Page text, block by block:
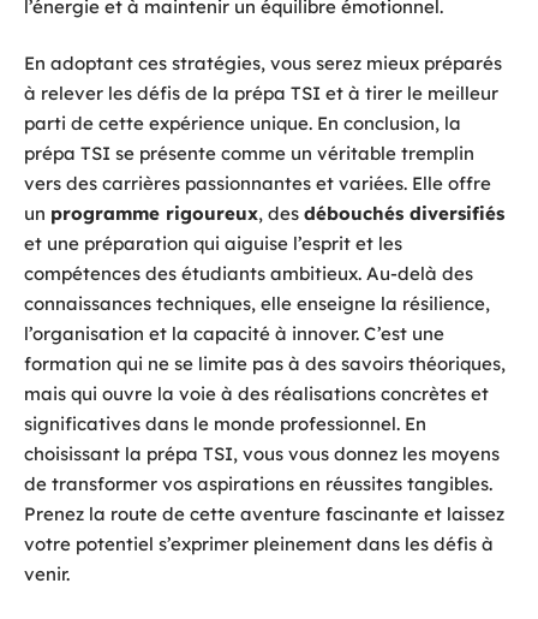
l’énergie et à maintenir un équilibre émotionnel.
En adoptant ces stratégies, vous serez mieux préparés
à relever les défis de la prépa TSI et à tirer le meilleur
parti de cette expérience unique. En conclusion, la
prépa TSI se présente comme un véritable tremplin
vers des carrières passionnantes et variées. Elle offre
un programme rigoureux, des débouchés diversifiés
et une préparation qui aiguise l’esprit et les
compétences des étudiants ambitieux. Au-delà des
connaissances techniques, elle enseigne la résilience,
l’organisation et la capacité à innover. C’est une
formation qui ne se limite pas à des savoirs théoriques,
mais qui ouvre la voie à des réalisations concrètes et
significatives dans le monde professionnel. En
choisissant la prépa TSI, vous vous donnez les moyens
de transformer vos aspirations en réussites tangibles.
Prenez la route de cette aventure fascinante et laissez
votre potentiel s’exprimer pleinement dans les défis à
venir.